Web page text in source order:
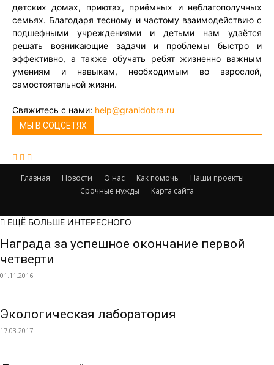
детских домах, приютах, приёмных и неблагополучных
семьях. Благодаря тесному и частому взаимодействию с
подшефными учреждениями и детьми нам удаётся
решать возникающие задачи и проблемы быстро и
эффективно, а также обучать ребят жизненно важным
умениям и навыкам, необходимым во взрослой,
самостоятельной жизни.
Свяжитесь с нами: help@granidobra.ru
МЫ В СОЦСЕТЯХ
Главная Новости О нас Как помочь
Наши проекты
Срочные нужды
Карта сайта
ЕЩЁ БОЛЬШЕ ИНТЕРЕСНОГО
Награда за успешное окончание первой
четверти
01.11.2016
Экологическая лаборатория
17.03.2017